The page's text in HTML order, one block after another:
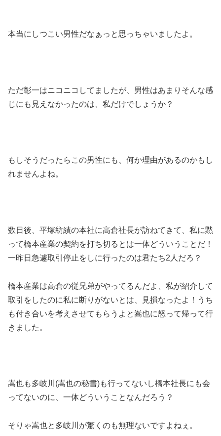
本当にしつこい男性だなぁっと思っちゃいましたよ。
ただ彰一はニコニコしてましたが、男性はあまりそんな感
じにも見えなかったのは、私だけでしょうか？
もしそうだったらこの男性にも、何か理由があるのかもし
れませんよね。
数日後、平塚紡績の本社に高倉社長が訪ねてきて、私に黙
って橋本産業の契約を打ち切るとは一体どういうことだ！
一昨日急遽取引停止をしに行ったのは君たち2人だろ？
橋本産業は高倉の従兄弟がやってるんだよ、私が紹介して
取引をしたのに私に断りがないとは、見損なったよ！うち
も付き合いを考えさせてもらうよと嵩也に怒って帰って行
きました。
嵩也も多岐川(嵩也の秘書)も行ってないし橋本社長にも会
ってないのに、一体どういうことなんだろう？
そりゃ嵩也と多岐川が驚くのも無理ないですよねぇ。